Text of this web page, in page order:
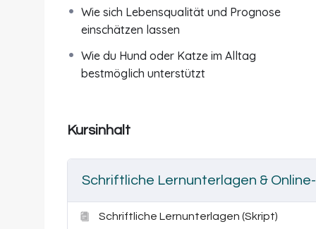
verursachen können.
Auch das ThemaMilztumor
wird ausführlich
und bösartige Veränderungen, mögliche
Untersuchung. Zusätzlich erklären wir, welche
Tier. Du lernst, welche Warnsignale ernst
Diagnostik oder Operation unterstützen
Lebensqualität wichtig sind.
Egal, ob bei deinem Tier bereits eine
vorbeugend informieren möchtest: dieser Kurs
Wie sich Lebensqualität und Prognose
einschätzen lassen
Wie du Hund oder Katze im Alltag
bestmöglich unterstützt
Kursinhalt
Schriftliche Lernunterlagen &
Schriftliche Lernunterlagen (Skript)